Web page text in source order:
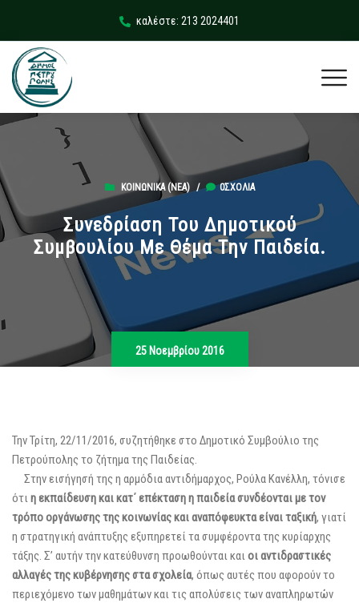
καλέστε: 213 2024401
ΚΟΙΝΩΝΙΚΆ (ΝΕΑ)/ 0ΣΧΌΛΙΑ
Συνεδρίαση Του Δημοτικού
Συμβουλίου Με Θέμα Την Παιδεία.
25 Νοεμβρίου 2016
Την Τρίτη, 22/11/2016, συζητήθηκε στο Δημοτικό Συμβούλιο της
Πετρούπολης το ζήτημα της Παιδείας.
Στην εισήγησή της η αρμόδια αντιδήμαρχος, Ρούλα Κανέλλη, τόνισε
ότιη εκπαίδευση και κατ΄ επέκταση η παιδεία συνδέονται με τον
τρόπο οργάνωσης της κοινωνίας και αναπόφευκτα είναι ταξική, γιατί
η στρατηγική ανάπτυξης εξυπηρετεί τα συμφέροντα της κυρίαρχης
τάξης. Σ’ αυτήν την κατεύθυνση προωθούνται καιοι αντιδραστικές
αλλαγές της κυβέρνησης στα σχολεία, όπως αυτές που αφορούν το
περιεχόμενο των μαθημάτων και τις απολύσεις των αναπληρωτών